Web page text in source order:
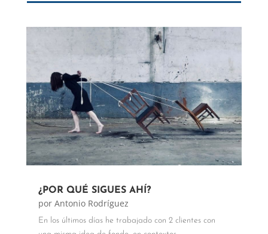
¿POR QUÉ SIGUES AHÍ?
por Antonio Rodríguez
En los últimos días he trabajado con 2 clientes con